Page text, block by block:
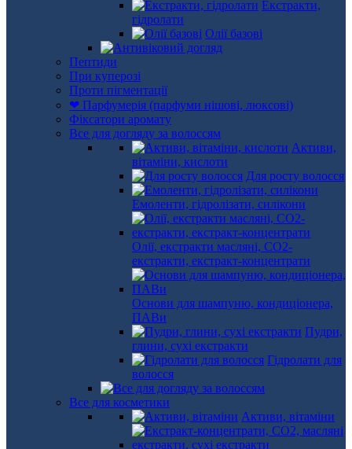
Екстракти,
гідролати
Олії базові
Пептиди
При куперозі
Проти пігментації
❤ Парфумерія (парфуми нішові, люксові)
Фіксатори аромату
Все для догляду за волоссям
Активи,
вітаміни, кислоти
Для росту волосся
Емоленти, гідролізати, силікони
Олії, екстракти масляні, СО2-
екстракти, екстракт-концентрати
Основи для шампуню, кондиціонера,
ПАВи
Пудри,
глини, сухі екстракти
Гідролати для
волосся
Все для косметики
Активи, вітаміни